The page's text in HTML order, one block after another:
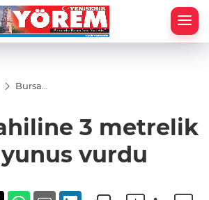
Bursa
metrelik
ölü
vurdu
3 metrelik
vurdu